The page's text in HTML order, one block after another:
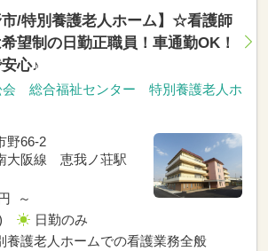
市/特別養護老人ホーム】☆看護師
望制の日勤正職員！車通勤OK！
心♪
会 総合福祉センター 特別養護老人ホ
野66-2
大阪線 恵我ノ荘駅
～
日勤のみ
養護老人ホームでの看護業務全般